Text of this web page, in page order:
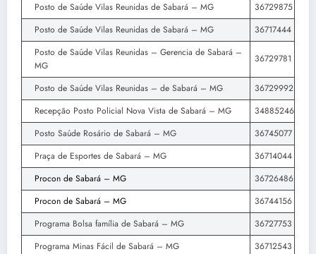
Posto de Saúde Vilas Reunidas de Sabará – MG
36729875
Posto de Saúde Vilas Reunidas de Sabará – MG
36717444
Posto de Saúde Vilas Reunidas – Gerencia de Sabará –
MG
36729781
Posto de Saúde Vilas Reunidas – de Sabará – MG
36729992
Recepção Posto Policial Nova Vista de Sabará – MG
34885246
Posto Saúde Rosário de Sabará – MG
36745077
Praça de Esportes de Sabará – MG
36714044
Procon de Sabará – MG
36726486
Procon de Sabará – MG
36744156
Programa Bolsa família de Sabará – MG
36727753
Programa Minas Fácil de Sabará – MG
36712543